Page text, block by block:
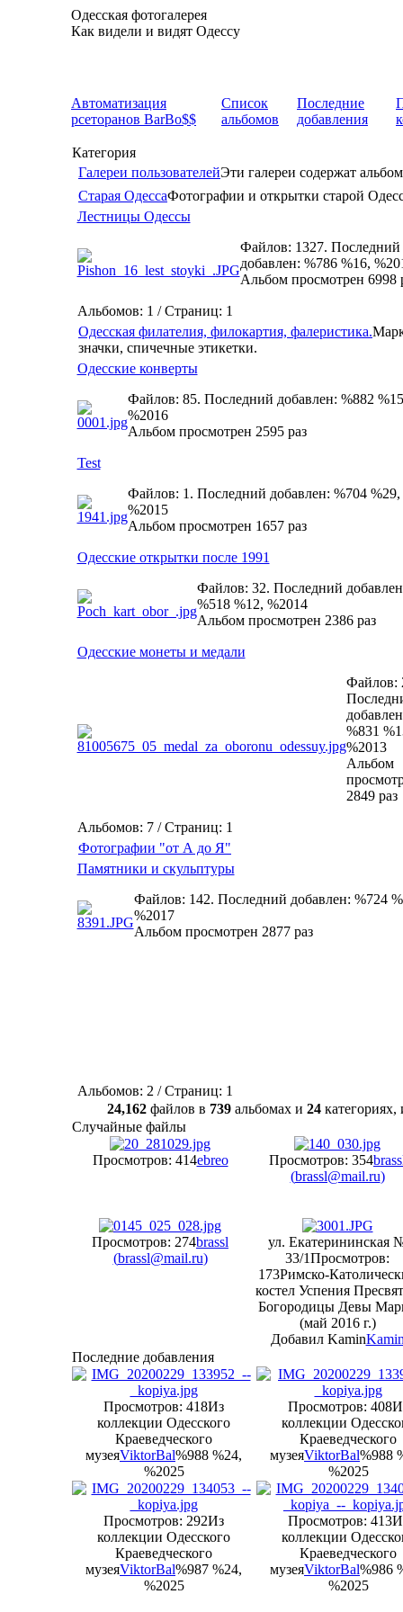
Одесская фотогалерея
Как видели и видят Одессу
Автоматизация
рсеторанов BarBo$$
Список
альбомов
Последние
добавления
Категория
Галереи пользователейЭти галереи содержат
Старая ОдессаФотографии и открытки старой
Лестницы Одессы
Файлов: 1327. Последний
добавлен: %786 %16,
Альбом просмотрен 6998
Альбомов: 1 / Страниц: 1
Одесская филателия, филокартия, фалеристика.
значки, спичечные этикетки.
Одесские конверты
Файлов: 85. Последний добавлен: %882
%2016
Альбом просмотрен 2595 раз
Test
Файлов: 1. Последний добавлен: %704 %29,
%2015
Альбом просмотрен 1657 раз
Одесские открытки после 1991
Файлов: 32. Последний
%518 %12, %2014
Альбом просмотрен 2386 раз
Одесские монеты и медали
Файлов:
%831
%2013
Альбом
2849 раз
Альбомов: 7 / Страниц: 1
Фотографии "от А до Я"
Памятники и скульптуры
Файлов: 142. Последний добавлен: %724
%2017
Альбом просмотрен 2877 раз
Альбомов: 2 / Страниц: 1
24,162 файлов в 739 альбомах и 24
Случайные файлы
Просмотров: 414ebreo Просмотров: 354
(brassl@mail.ru)
Просмотров: 274brassl
(brassl@mail.ru)
ул. Екатерининская
33/1Просмотров:
173Римско-
костел Успения
Богородицы Девы
(май 2016 г.)
Добавил Kamin
Последние добавления
Просмотров: 418Из
коллекции Одесского
Краеведческого
музеяViktorBal%988 %24,
%2025
Просмотров: 408
коллекции
Краеведческого
музеяViktorBal%988
%2025
Просмотров: 292Из
коллекции Одесского
Краеведческого
музеяViktorBal%987 %24,
%2025
Просмотров: 413
коллекции
Краеведческого
музеяViktorBal%986
%2025